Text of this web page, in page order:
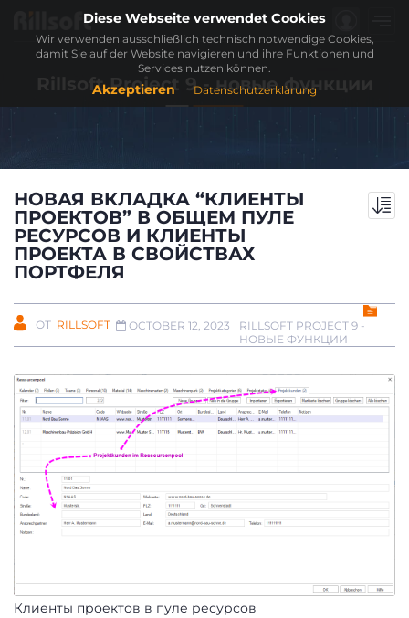
Rillsoft Project 9 - новые функции
НОВАЯ ВКЛАДКА “КЛИЕНТЫ
ПРОЕКТОВ” В ОБЩЕМ ПУЛЕ
РЕСУРСОВ И КЛИЕНТЫ
ПРОЕКТА В СВОЙСТВАХ
ПОРТФЕЛЯ
Клиенты проектов в пуле ресурсов
ОТ RILLSOFT
RILLSOFT PROJECT 9 -
НОВЫЕ ФУНКЦИИ
OCTOBER 12, 2023
Diese Webseite verwendet Cookies
Wir verwenden ausschließlich technisch notwendige Cookies,
damit Sie auf der Website navigieren und ihre Funktionen und
Services nutzen können.
Akzeptieren Datenschutzerklärung